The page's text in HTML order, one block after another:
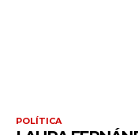
POLÍTICA